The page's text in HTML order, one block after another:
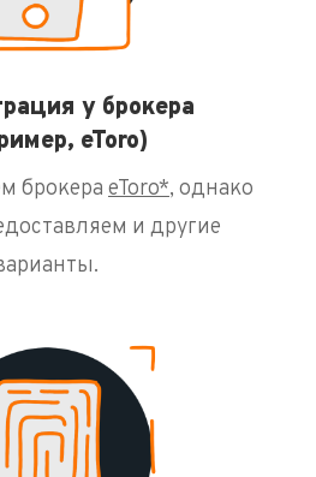
у брокера
eToro)
брокера eToro*, однако
и другие